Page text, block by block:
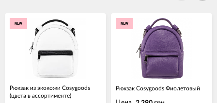
NEW
Рюкзак из экокожи Cosygoods
(цвета в ассортименте)
NEW
Рюкзак Cosygoods Фиолетовый